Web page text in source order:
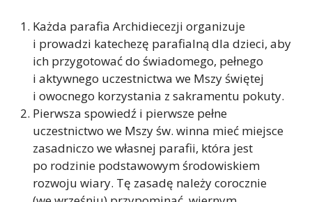
Każda parafia Archidiecezji organizuje
i prowadzi katechezę parafialną dla dzieci, aby
ich przygotować do świadomego, pełnego
i aktywnego uczestnictwa we Mszy świętej
i owocnego korzystania z sakramentu pokuty.
Pierwsza spowiedź i pierwsze pełne
uczestnictwo we Mszy św. winna mieć miejsce
zasadniczo we własnej parafii, która jest
po rodzinie podstawowym środowiskiem
rozwoju wiary. Tę zasadę należy corocznie